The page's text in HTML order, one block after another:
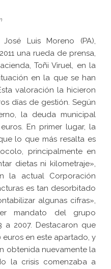
Luis Moreno (PA),
una rueda de prensa,
Toñi Viruel, en la
en la que se han
valoración la hicieron
días de gestión. Según
la deuda municipal
En primer lugar, la
lo que más resalta es
principalmente en
dietas ni kilometraje»,
la actual Corporación
es tan desorbitado
algunas cifras»,
mandato del grupo
a 2007. Destacaron que
euros en este apartado, y
obtenida nuevamente la
la crisis comenzaba a